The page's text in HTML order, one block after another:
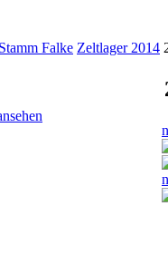
Falke Zeltlager 2014